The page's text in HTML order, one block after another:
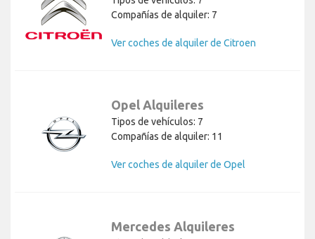
Compañías de alquiler: 7
Ver coches de alquiler de Citroen
Opel Alquileres
Tipos de vehículos: 7
Compañías de alquiler: 11
Ver coches de alquiler de Opel
Mercedes Alquileres